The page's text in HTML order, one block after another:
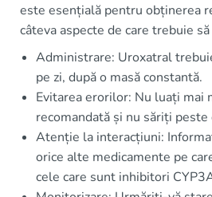
este esențială pentru obținerea
câteva aspecte de care trebuie
Administrare: Uroxatral
pe zi, după o masă constantă.
Evitarea erorilor: Nu luați mai
recomandată și nu săriți peste
Atenție la interacțiuni:
orice alte medicamente pe
cele care sunt inhibitori